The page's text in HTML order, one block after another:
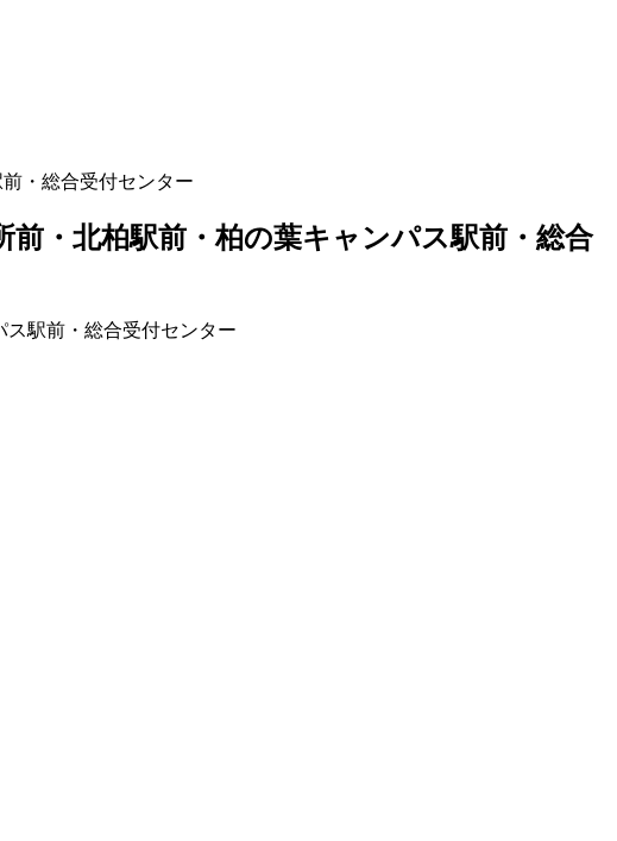
・総合受付センター
・北柏駅前・柏の葉キャンパス駅前・総合